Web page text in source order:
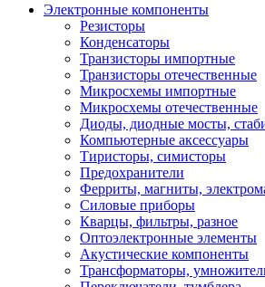
Электронные компоненты
Резисторы
Конденсаторы
Транзисторы импортные
Транзисторы отечественные
Микросхемы импортные
Микросхемы отечественные
Диоды, диодные мосты,
Компьютерные аксессуары
Тиристоры, симисторы
Предохранители
Ферриты, магниты,
Силовые приборы
Кварцы, фильтры, разное
Оптоэлектронные элементы
Акустические компоненты
Трансформаторы,